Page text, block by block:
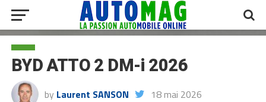
BYD ATTO 2 DM-i 2026
by Laurent SANSON 18 mai 2026